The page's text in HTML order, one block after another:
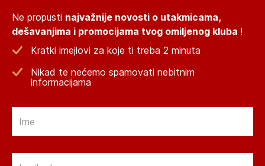
Ne propusti najvažnije novosti o utakmicama,
dešavanjima i promocijama tvog omiljenog kluba !
Kratki imejlovi za koje ti treba 2 minuta
Nikad te nećemo spamovati nebitnim
informacijama